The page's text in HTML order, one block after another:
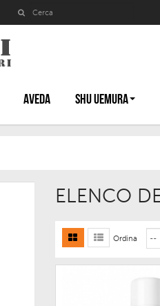
AVEDA SHU UEMURA
ELENCO
Ordina